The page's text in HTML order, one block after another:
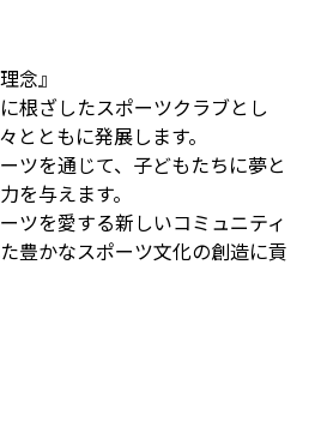
念』
根ざしたスポーツクラブとし
とともに発展します。
ツを通じて、子どもたちに夢と
を与えます。
ツを愛する新しいコミュニティ
豊かなスポーツ文化の創造に貢